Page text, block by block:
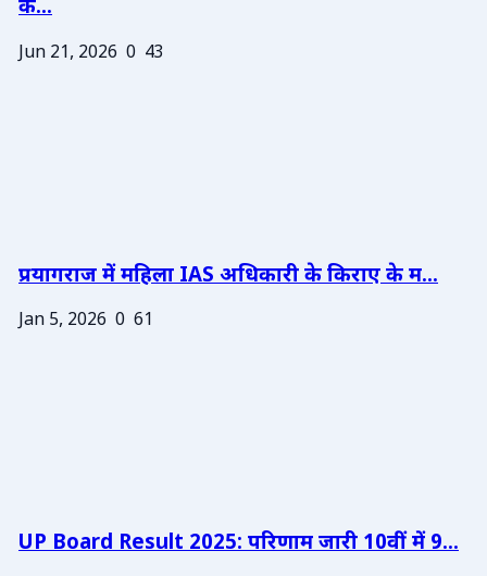
के...
Jun 21, 2026 0 43
प्रयागराज में महिला IAS अधिकारी के किराए के म...
Jan 5, 2026 0 61
UP Board Result 2025: परिणाम जारी 10वीं में 9...